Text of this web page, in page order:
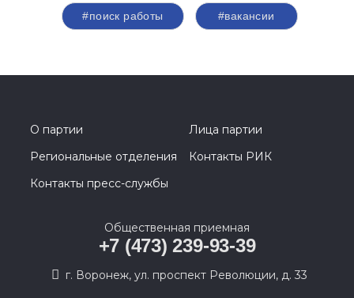
#поиск работы #вакансии
О партии
Лица партии
Региональные отделения
Контакты РИК
Контакты пресс-службы
Общественная приемная
+7 (473) 239-93-39
г. Воронеж, ул. проспект Революции, д. 33